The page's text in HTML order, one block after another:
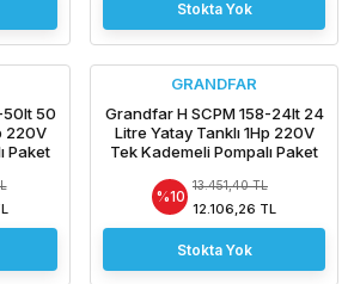
Stokta Yok
50lt 50
220V
Paket
GRANDFAR
Grandfar H SCPM 158-24lt 24
Litre Yatay Tanklı 1Hp 220V
Tek Kademeli Pompalı Paket
%10
13.451,40 TL
12.106,26 TL
Stokta Yok